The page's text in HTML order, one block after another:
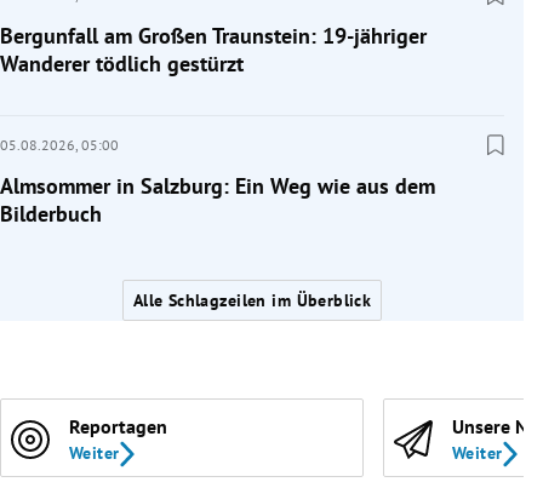
Bergunfall am Großen Traunstein: 19-jähriger
Wanderer tödlich gestürzt
05.08.2026, 05:00
Almsommer in Salzburg: Ein Weg wie aus dem
Bilderbuch
Alle Schlagzeilen im Überblick
Reportagen
Weiter
Unsere
Weiter